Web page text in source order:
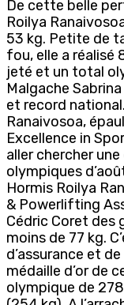
De cette belle
Roilya
53 kg. Petite de
fou, elle a réalisé
jeté et un total
Malgache
et record
Ranaivosoa,
Excellence in
aller chercher
olympiques
Hormis Roilya
& Powerlifting
Cédric Coret des
moins de 77 kg.
d’assurance et
médaille d’or de
olympique de